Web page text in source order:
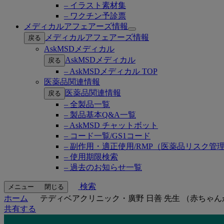
– イラスト素材集
– ワクチン予診票
メディカルアフェアーズ情報
Open
submenu
戻る
メディカルアフェアーズ情報
AskMSDメディカル
戻る
AskMSDメディカル
– AskMSDメディカル TOP
医薬品関連情報
戻る
医薬品関連情報
– 全製品一覧
– 製品基本Q&A一覧
– AskMSD チャットボット
– コード一覧/GS1コード
– 副作用・適正使用/RMP（医薬品リスク管理
– 使用期限検索
– 過去のお知らせ一覧
メニュー 閉じる
検索
ホーム
テディベアクリニック・廣野 日善 先生 （赤ちゃん
共有する